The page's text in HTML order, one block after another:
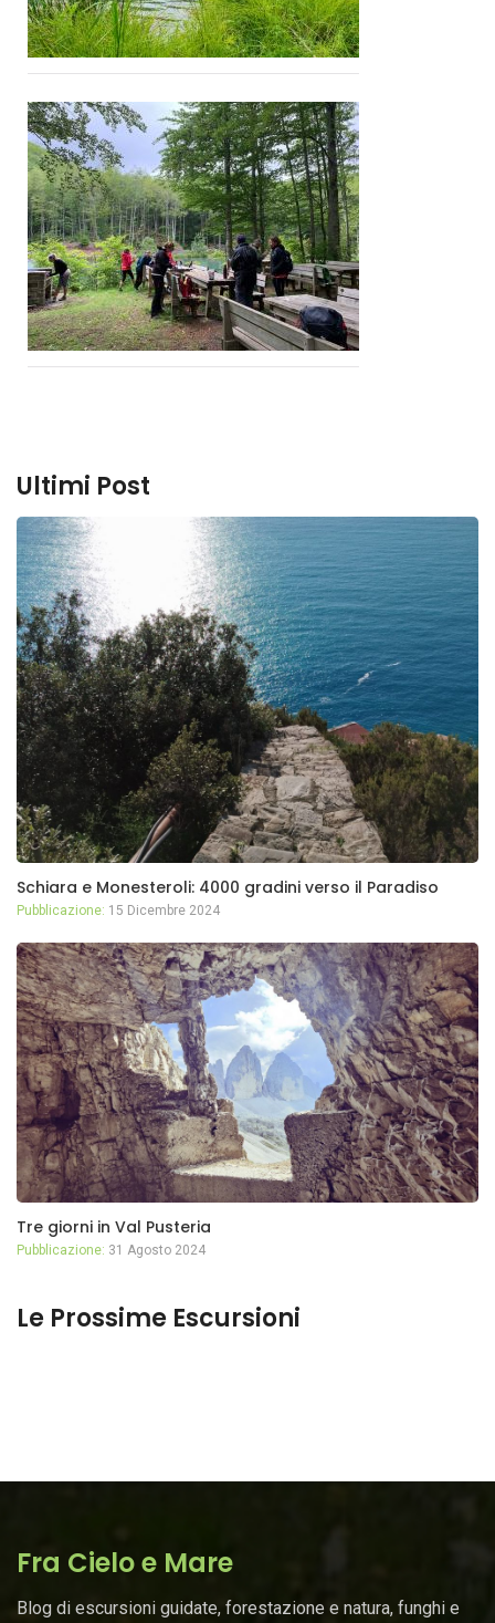
Ultimi Post
Schiara e Monesteroli: 4000 gradini verso il Paradiso
Pubblicazione: 15 Dicembre 2024
Tre giorni in Val Pusteria
Pubblicazione: 31 Agosto 2024
Le Prossime Escursioni
Fra Cielo e Mare
Blog di escursioni guidate, forestazione e natura, funghi e